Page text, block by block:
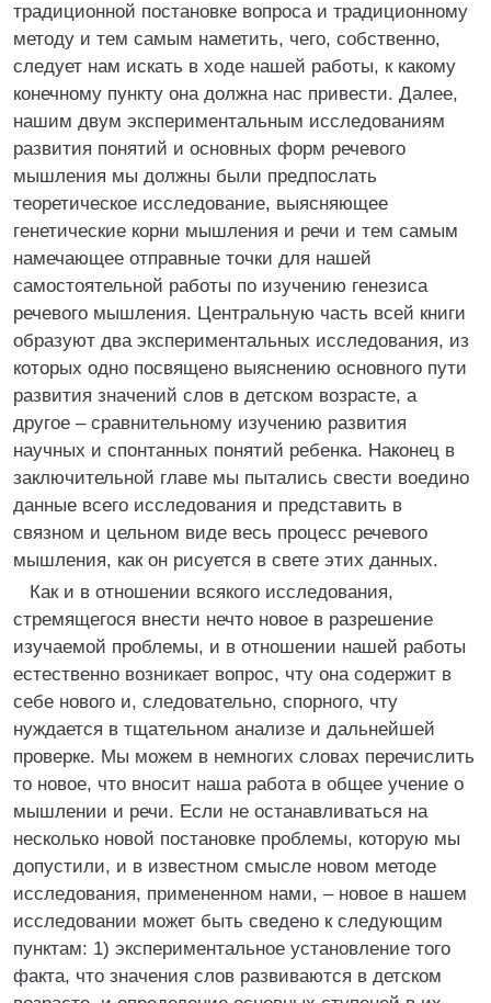
традиционной постановке вопроса и традиционному
методу и тем самым наметить, чего, собственно,
следует нам искать в ходе нашей работы, к какому
конечному пункту она должна нас привести. Далее,
нашим двум экспериментальным исследованиям
развития понятий и основных форм речевого
мышления мы должны были предпослать
теоретическое исследование, выясняющее
генетические корни мышления и речи и тем самым
намечающее отправные точки для нашей
самостоятельной работы по изучению генезиса
речевого мышления. Центральную часть всей книги
образуют два экспериментальных исследования, из
которых одно посвящено выяснению основного пути
развития значений слов в детском возрасте, а
другое – сравнительному изучению развития
научных и спонтанных понятий ребенка. Наконец в
заключительной главе мы пытались свести воедино
данные всего исследования и представить в
связном и цельном виде весь процесс речевого
мышления, как он рисуется в свете этих данных.
Как и в отношении всякого исследования,
стремящегося внести нечто новое в разрешение
изучаемой проблемы, и в отношении нашей работы
естественно возникает вопрос, чту она содержит в
себе нового и, следовательно, спорного, чту
нуждается в тщательном анализе и дальнейшей
проверке. Мы можем в немногих словах перечислить
то новое, что вносит наша работа в общее учение о
мышлении и речи. Если не останавливаться на
несколько новой постановке проблемы, которую мы
допустили, и в известном смысле новом методе
исследования, примененном нами, – новое в нашем
исследовании может быть сведено к следующим
пунктам: 1) экспериментальное установление того
факта, что значения слов развиваются в детском